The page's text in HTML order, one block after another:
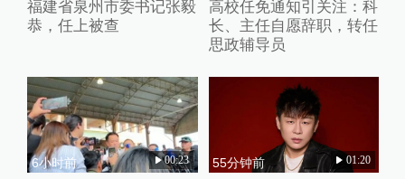
福建省泉州市委书记张毅
恭，任上被查
高校任免通知引关注：科
长、主任自愿辞职，转任
思政辅导员
6小时前 00:23 55分钟前 01:20